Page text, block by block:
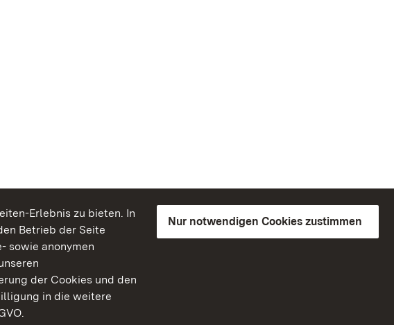
Erlebnis zu bieten. In
Betrieb der Seite
sowie anonymen
der Cookies und den
in die weitere
Nur notwendigen Cookies zustimmen